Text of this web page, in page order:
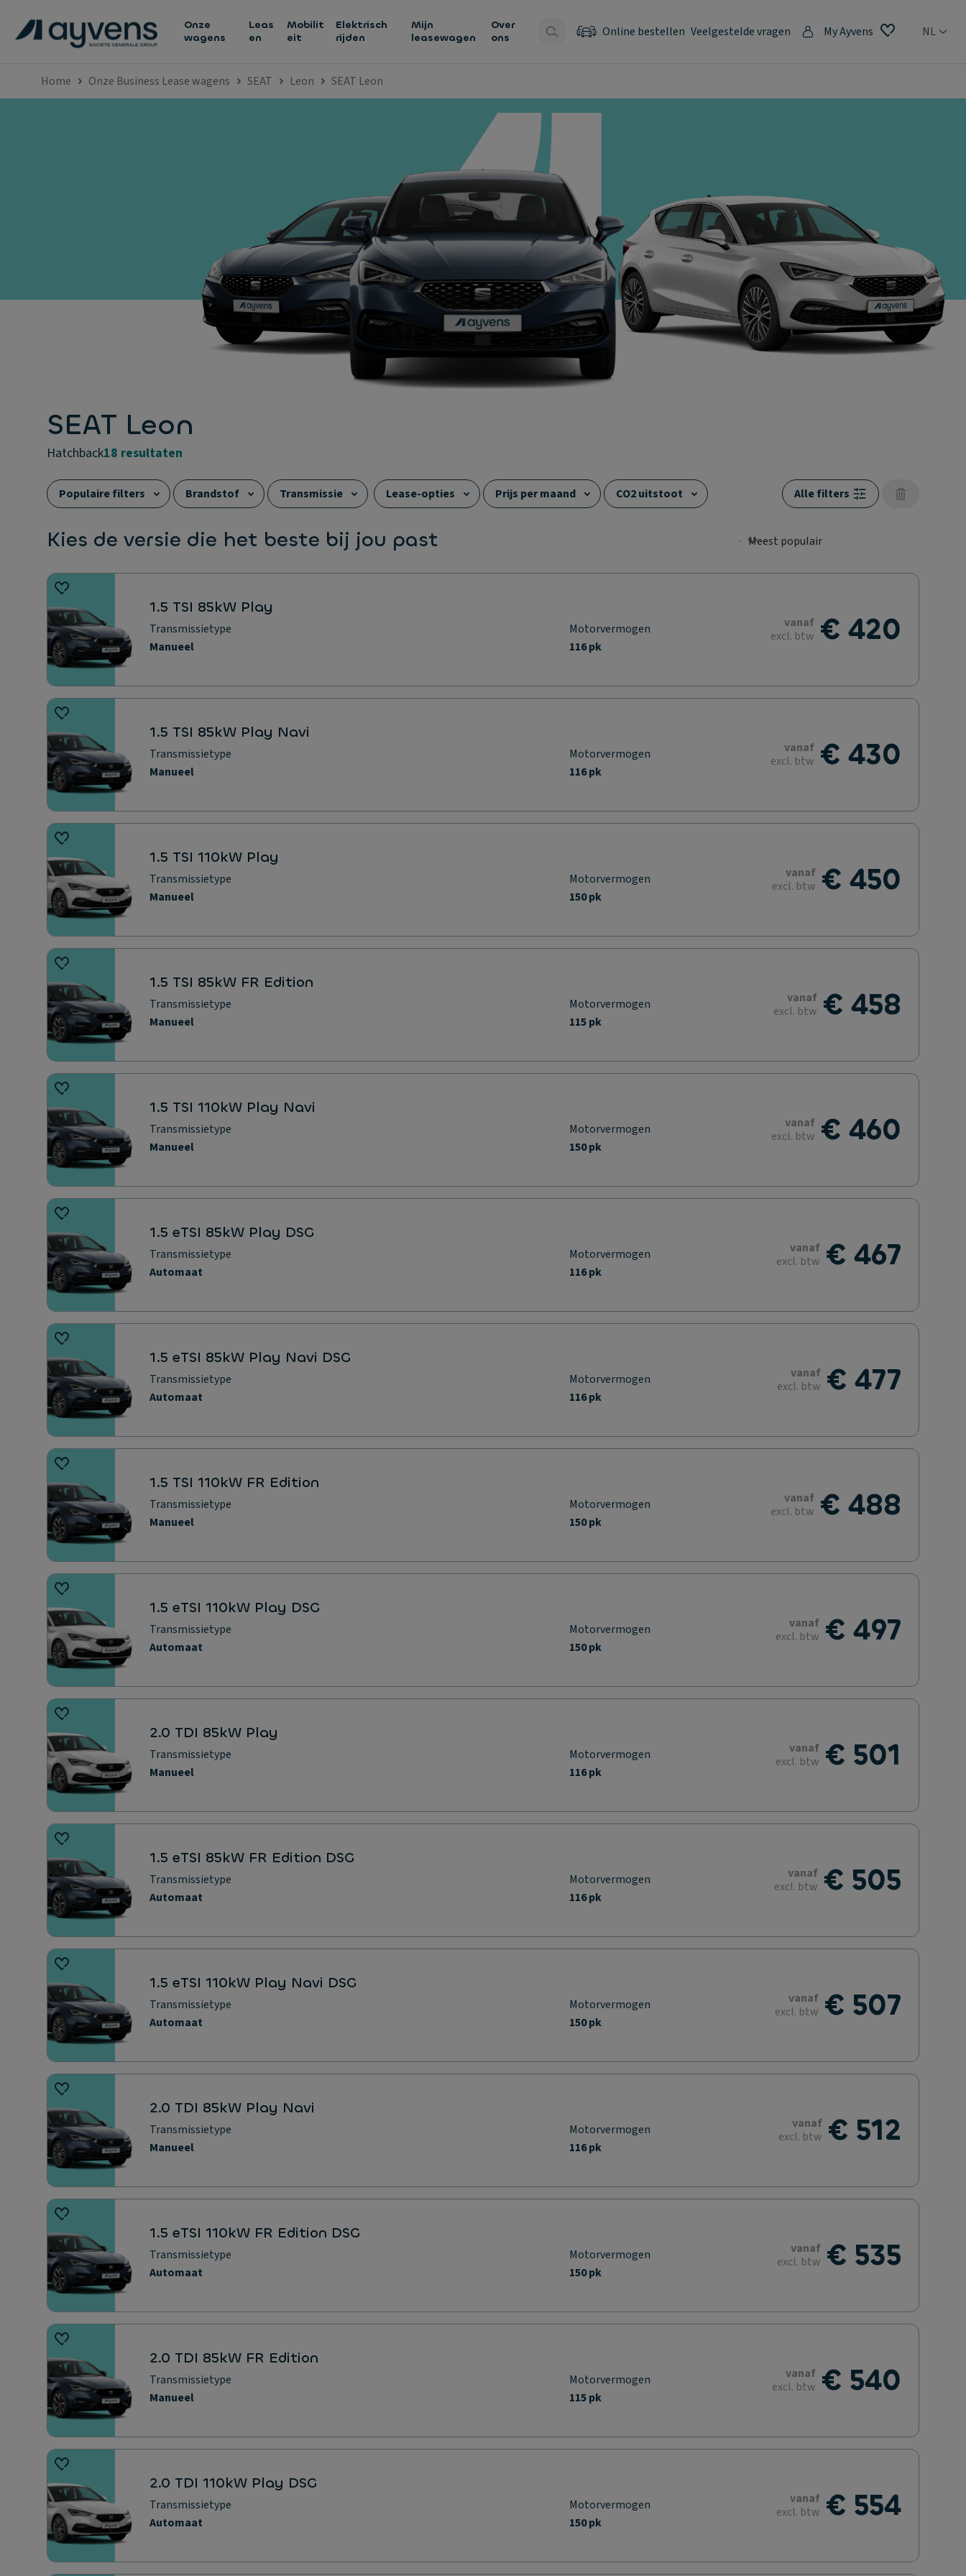
Onze
wagens
Leas
en
Mobilit
eit
Elektrisch
rijden
Mijn
leasewagen
Over
ons
Online bestellen Veelgestelde vragen My Ayvens NL
Home Onze Business Lease wagens SEAT Leon SEAT Leon
SEAT Leon
hatchback18 resultaten
Populaire filters Brandstof Transmissie Lease-opties Prijs per maand
CO2 uitstoot
Alle filters
Kies de versie die het beste bij jou past
1.5 TSI 85kW Play
Transmissietype
Manueel
Motorvermogen
116 pk
€ 420
vanaf
excl. btw
1.5 TSI 85kW Play Navi
Transmissietype
Manueel
Motorvermogen
116 pk
€ 430
vanaf
excl. btw
1.5 TSI 110kW Play
Transmissietype
Manueel
Motorvermogen
150 pk
€ 450
vanaf
excl. btw
1.5 TSI 85kW FR Edition
Transmissietype
Manueel
Motorvermogen
115 pk
€ 458
vanaf
excl. btw
1.5 TSI 110kW Play Navi
Transmissietype
Manueel
Motorvermogen
150 pk
€ 460
vanaf
excl. btw
1.5 eTSI 85kW Play DSG
Transmissietype
Automaat
Motorvermogen
116 pk
€ 467
vanaf
excl. btw
1.5 eTSI 85kW Play Navi DSG
Transmissietype
Automaat
Motorvermogen
116 pk
€ 477
vanaf
excl. btw
1.5 TSI 110kW FR Edition
Transmissietype
Manueel
Motorvermogen
150 pk
€ 488
vanaf
excl. btw
1.5 eTSI 110kW Play DSG
Transmissietype
Automaat
Motorvermogen
150 pk
€ 497
vanaf
excl. btw
2.0 TDI 85kW Play
Transmissietype
Manueel
Motorvermogen
116 pk
€ 501
vanaf
excl. btw
1.5 eTSI 85kW FR Edition DSG
Transmissietype
Automaat
Motorvermogen
116 pk
€ 505
vanaf
excl. btw
1.5 eTSI 110kW Play Navi DSG
Transmissietype
Automaat
Motorvermogen
150 pk
€ 507
vanaf
excl. btw
2.0 TDI 85kW Play Navi
Transmissietype
Manueel
Motorvermogen
116 pk
€ 512
vanaf
excl. btw
1.5 eTSI 110kW FR Edition DSG
Transmissietype
Automaat
Motorvermogen
150 pk
€ 535
vanaf
excl. btw
2.0 TDI 85kW FR Edition
Transmissietype
Manueel
Motorvermogen
115 pk
€ 540
vanaf
excl. btw
2.0 TDI 110kW Play DSG
Transmissietype
Automaat
Motorvermogen
150 pk
€ 554
vanaf
excl. btw